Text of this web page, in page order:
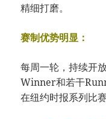
精细打磨。
赛制优势明显：
每周一轮，持续开
Winner和若干
在纽约时报系列比